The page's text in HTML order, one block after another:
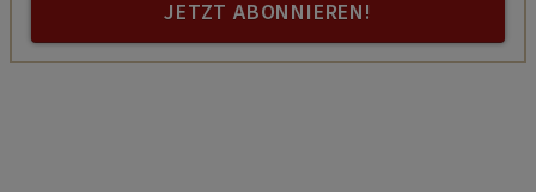
JETZT ABONNIEREN!